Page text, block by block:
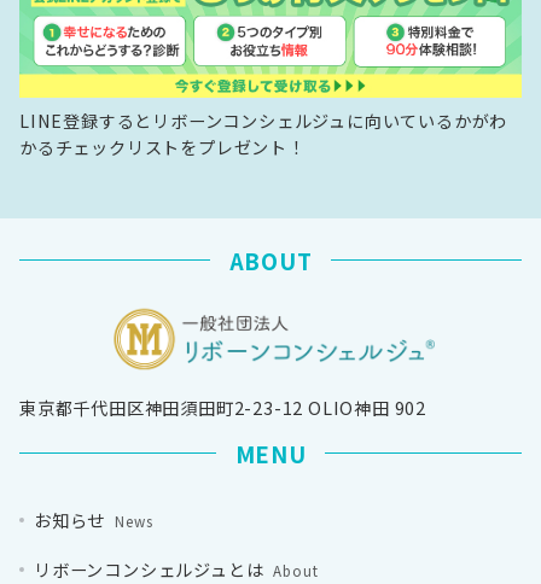
LINE登録するとリボーンコンシェルジュに向いているかがわ
かるチェックリストをプレゼント！
ABOUT
東京都千代田区神田須田町2-23-12 OLIO神田 902
MENU
お知らせ News
リボーンコンシェルジュとは About